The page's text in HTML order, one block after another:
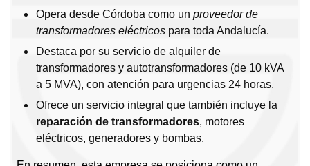
Opera desde Córdoba como un proveedor de
transformadores eléctricos para toda Andalucía.
Destaca por su servicio de alquiler de
transformadores y autotransformadores (de 10 kVA
a 5 MVA), con atención para urgencias 24 horas.
Ofrece un servicio integral que también incluye la
reparación de transformadores, motores
eléctricos, generadores y bombas.